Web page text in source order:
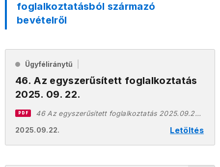
foglalkoztatásból származó
bevételről
Ügyféliránytű
46. Az egyszerűsített foglalkoztatás
2025. 09. 22.
2025.09.22. Letöltés
PDF 46 Az egyszerűsített foglalkoztatás 2025.09.22.pdf